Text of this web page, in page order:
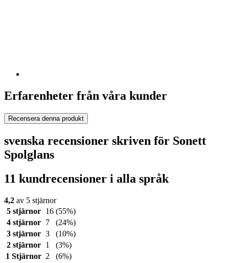
Erfarenheter från våra kunder
Recensera denna produkt
svenska recensioner skriven för Sonett
Spolglans
11 kundrecensioner i alla språk
4,2 av 5 stjärnor
5 stjärnor
16 (55%)
4 stjärnor
7
(24%)
3 stjärnor 3
(10%)
2 stjärnor
1
(3%)
1 Stjärnor 2 (6%)